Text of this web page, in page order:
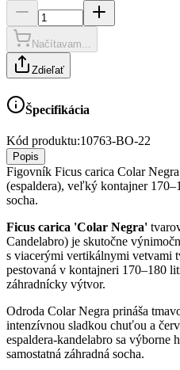
Načítavam...
Zdieľať
Špecifikácia
Kód produktu:10763-BO-22
Popis
Figovník Ficus carica Colar
(espaldera), veľký kontajner
socha.
Ficus carica 'Colar Negra'
Candelabro) je skutočne
s viacerými vertikálnymi vetvami
pestovaná v kontajneri 170–180
záhradnícky výtvor.
Odroda Colar Negra prináša
intenzívnou sladkou chuťou a
espaldera-kandelabro sa výborne
samostatná záhradná socha.